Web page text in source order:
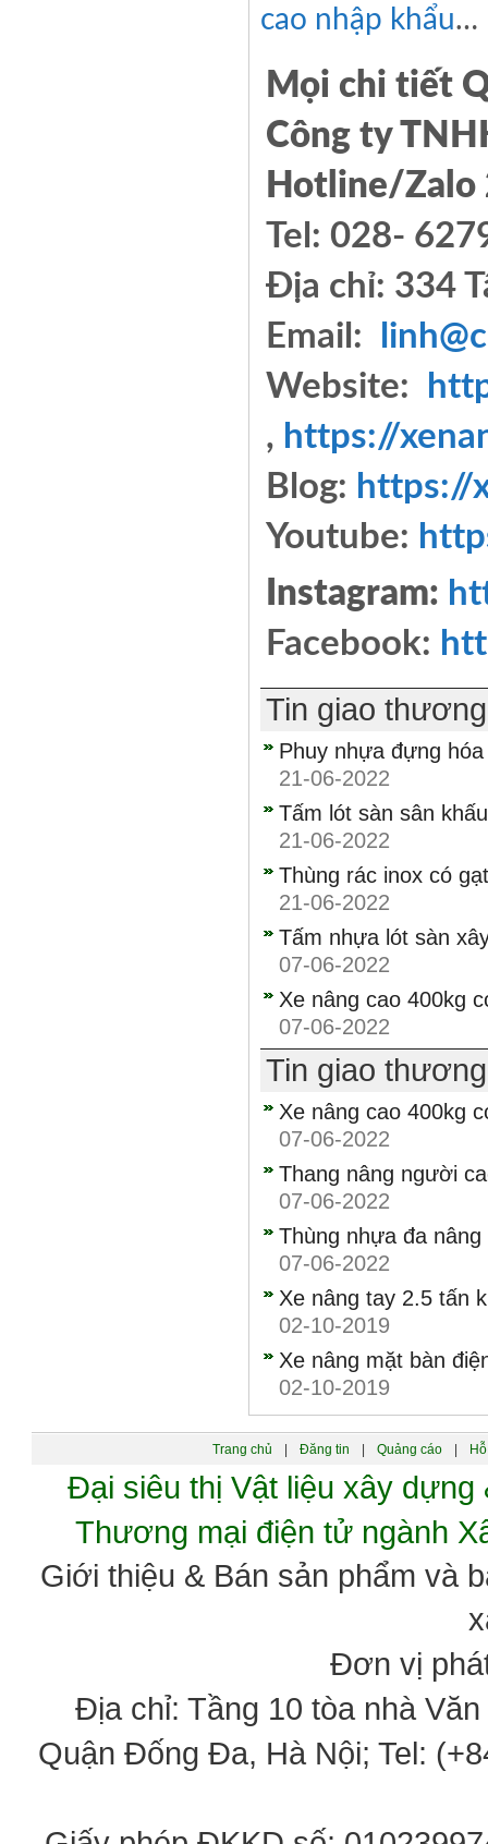
cao nhập khẩu…
Mọi chi tiết
Công ty
Hotline/Zalo
Tel: 028-
Địa chỉ: 334
Email:
Website:
, https://
Blog: https://
Youtube:
Instagram:
Facebook:
Tin giao
Phuy nhựa đựng
21-06-2022
Tấm lót sàn sân
21-06-2022
Thùng rác inox có
21-06-2022
Tấm nhựa lót sàn
07-06-2022
Xe nâng cao 400kg
07-06-2022
Tin giao
Xe nâng cao 400kg
07-06-2022
Thang nâng người
07-06-2022
Thùng nhựa đa
07-06-2022
Xe nâng tay 2.5 tấn
02-10-2019
Xe nâng mặt bàn
02-10-2019
Trang chủ Đăng tin Quảng cáo
Đại siêu thị Vật liệu xây
Thương mại điện tử ngành
Giới thiệu & Bán sản phẩm và
Đơn vị
Địa chỉ: Tầng 10 tòa nhà
Quận Đống Đa, Hà Nội; Tel: